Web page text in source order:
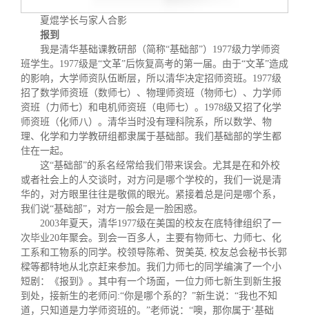
夏焜学长与家人合影
报到
我是清华基础课教研部（简称“基础部”）1977级力学师资
班学生。1977级是“文革”后恢复高考的第一届。由于“文革”造成
的影响，大学师资队伍断层，所以清华决定招师资班。1977级
招了数学师资班（数师七）、物理师资班（物师七）、力学师
资班（力师七）和电机师资班（电师七）。1978级又招了化学
师资班（化师八）。清华当时没有理科院系，所以数学、物
理、化学和力学教研组都隶属于基础部。我们基础部的学生都
住在一起。
这“基础部”的系名经常给我们带来误会。尤其是在和外校
或者社会上的人交谈时，对方问是哪个学校的，我们一说是清
华的，对方眼里往往是敬佩的眼光。紧接着总是问是哪个系，
我们说“基础部”，对方一般会是一脸困惑。
2003年夏天，清华1977级在美国的校友在底特律组织了一
次毕业20年聚会。到会一百多人，主要有物师七、力师七、化
工系和工物系的同学。校领导陈希、贺美英, 校友总会秘书长郭
樑等都特地从北京赶来参加。我们力师七的同学编演了一个小
短剧：《报到》。其中有一个场面，一位力师七新生到新生报
到处，接新生的老师问:“你是哪个系的？”新生说：“我也不知
道，只知道是力学师资班的。”老师说：“噢，那你属于‘基础